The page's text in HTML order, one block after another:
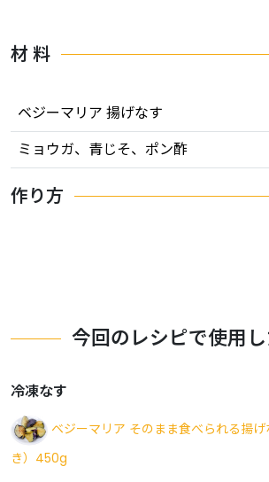
材 料
ベジーマリア 揚げなす
ミョウガ、青じそ、ポン酢
作り方
今回のレシピで使用
冷凍なす
ベジーマリア そのまま食べられる揚
き）450g